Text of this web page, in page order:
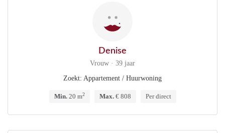
Denise
Vrouw · 39 jaar
Zoekt: Appartement / Huurwoning
Min.20 m2 Max.€ 808 Per direct